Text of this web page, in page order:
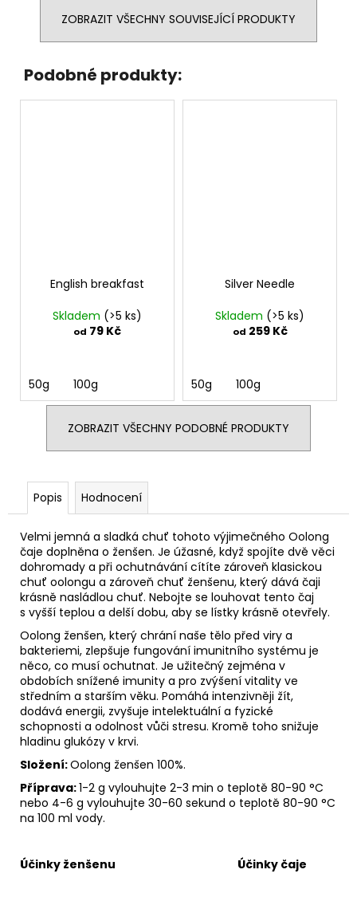
ZOBRAZIT VŠECHNY SOUVISEJÍCÍ PRODUKTY
Podobné produkty:
English breakfast
Skladem (>5 ks)
od 79 Kč
50g 100g
Silver Needle
Skladem (>5 ks)
od 259 Kč
50g 100g
ZOBRAZIT VŠECHNY PODOBNÉ PRODUKTY
Popis Hodnocení
Velmi jemná a sladká chuť tohoto výjimečného Oolong
čaje doplněna o ženšen. Je úžasné, když spojíte dvě věci
dohromady a při ochutnávání cítíte zároveň klasickou
chuť oolongu a zároveň chuť ženšenu, který dává čaji
krásně nasládlou chuť. Nebojte se louhovat tento čaj
s vyšší teplou a delší dobu, aby se lístky krásně otevřely.
Oolong ženšen, který chrání naše tělo před viry a
bakteriemi, zlepšuje fungování imunitního systému je
něco, co musí ochutnat. Je užitečný zejména v
obdobích snížené imunity a pro zvýšení vitality ve
středním a starším věku. Pomáhá intenzivněji žít,
dodává energii, zvyšuje intelektuální a fyzické
schopnosti a odolnost vůči stresu. Kromě toho snižuje
hladinu glukózy v krvi.
Složení:Oolong ženšen 100%.
Příprava:1-2 g vylouhujte 2-3 min o teplotě 80-90 °C
nebo 4-6 g vylouhujte 30-60 sekund o teplotě 80-90 °C
na 100 ml vody.
Účinky ženšenu Účinky čaje